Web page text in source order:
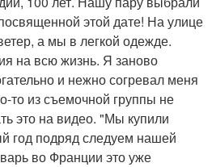
этой дате! На улице
а мы в легкой одежде.
на всю жизнь. Я заново
и нежно согревал меня
то из съемочной группы не
это на видео. "Мы купили
год подряд следуем нашей
во Франции это уже